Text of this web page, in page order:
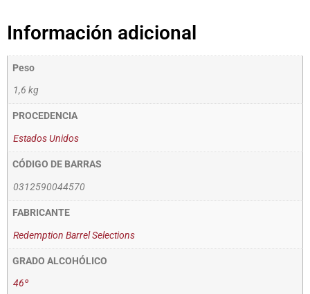
Información adicional
Peso
1,6 kg
PROCEDENCIA
Estados Unidos
CÓDIGO DE BARRAS
0312590044570
FABRICANTE
Redemption Barrel Selections
GRADO ALCOHÓLICO
46º